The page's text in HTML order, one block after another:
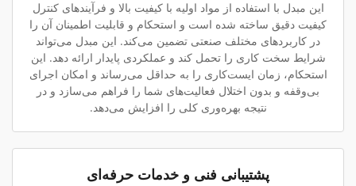
این مبدل با استفاده از مواد اولیه با کیفیت بالا و فرآیندهای کنترل
کیفیت دقیق ساخته شده است و استحکام و قابلیت اطمینان آن را
در کاربردهای مختلف صنعتی تضمین می‌کند. این مبدل می‌تواند
شرایط سخت کاری را تحمل کند و عملکردی پایدار ارائه دهد. این
استحکام، زمان ایست‌کاری را به حداقل می‌رساند و امکان اجرای
بی‌وقفه و بدون اختلال فعالیت‌های شما را فراهم می‌سازد و در
نتیجه بهره‌وری کلی را افزایش می‌دهد.
پشتیبانی فنی و خدمات حرفه‌ای